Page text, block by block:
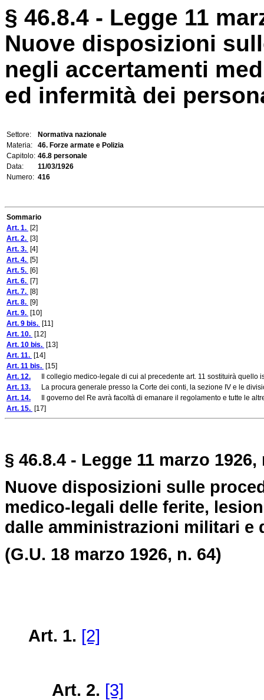
§ 46.8.4 - Legge 11
Nuove disposizioni
negli accertamenti
ed infermità dei
Settore:
Normativa nazionale
Materia:
46. Forze armate e Polizia
Capitolo: 46.8 personale
Data:
11/03/1926
Numero: 416
Sommario
Art. 1. [2]
Art. 2. [3]
Art. 3. [4]
Art. 4. [5]
Art. 5. [6]
Art. 6. [7]
Art. 7. [8]
Art. 8. [9]
Art. 9. [10]
Art. 9 bis. [11]
Art. 10. [12]
Art. 10 bis. [13]
Art. 11. [14]
Art. 11 bis. [15]
Art. 12. Il collegio medico-legale di cui al precedente art. 11 sostituirà quello
Art. 13. La procura generale presso la Corte dei conti, la sezione IV e le
Art. 14. Il governo del Re avrà facoltà di emanare il regolamento e tutte le
Art. 15. [17]
§ 46.8.4 - Legge 11 marzo
Nuove disposizioni sulle
medico-legali delle ferite,
dalle amministrazioni militari e
(G.U. 18 marzo 1926, n. 64)
Art. 1. [2]
Art. 2. [3]